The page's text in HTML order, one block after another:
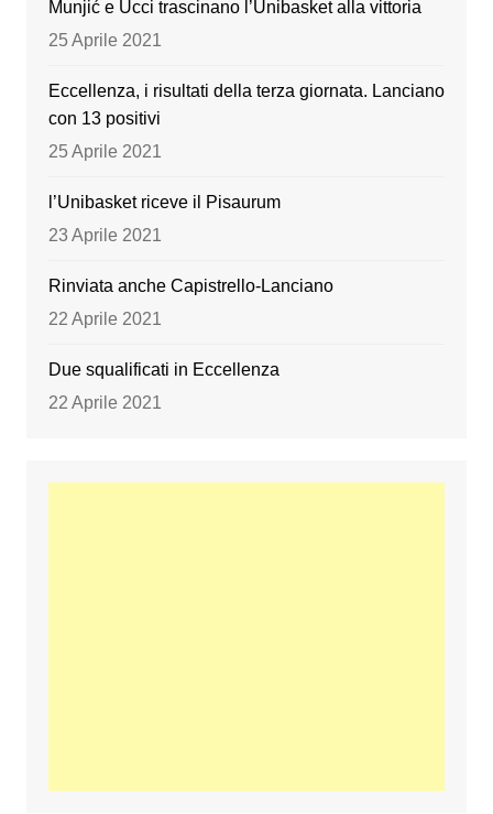
Munjić e Ucci trascinano l’Unibasket alla vittoria
25 Aprile 2021
Eccellenza, i risultati della terza giornata. Lanciano
con 13 positivi
25 Aprile 2021
l’Unibasket riceve il Pisaurum
23 Aprile 2021
Rinviata anche Capistrello-Lanciano
22 Aprile 2021
Due squalificati in Eccellenza
22 Aprile 2021